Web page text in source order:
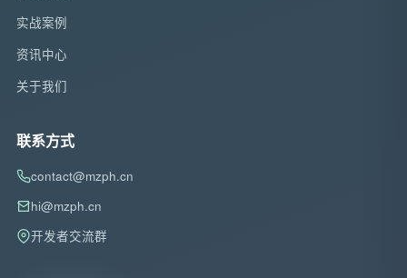
实战案例
资讯中心
关于我们
联系方式
contact@mzph.cn
hi@mzph.cn
开发者交流群